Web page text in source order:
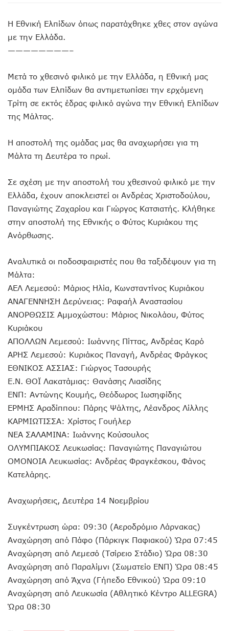
Η Εθνική Ελπίδων όπως παρατάχθηκε χθες στον αγώνα
με την Ελλάδα.
————————–
Μετά το χθεσινό φιλικό με την Ελλάδα, η Εθνική μας
ομάδα των Ελπίδων θα αντιμετωπίσει την ερχόμενη
Τρίτη σε εκτός έδρας φιλικό αγώνα την Εθνική Ελπίδων
της Μάλτας.
Η αποστολή της ομάδας μας θα αναχωρήσει για τη
Μάλτα τη Δευτέρα το πρωί.
Σε σχέση με την αποστολή του χθεσινού φιλικό με την
Ελλάδα, έχουν αποκλειστεί οι Ανδρέας Χριστοδούλου,
Παναγιώτης Ζαχαρίου και Γιώργος Κατσιατής. Κλήθηκε
στην αποστολή της Εθνικής ο Φύτος Κυριάκου της
Ανόρθωσης.
Αναλυτικά οι ποδοσφαιριστές που θα ταξιδέψουν για τη
Μάλτα:
ΑΕΛ Λεμεσού: Μάριος Ηλία, Κωνσταντίνος Κυριάκου
ΑΝΑΓΕΝΝΗΣΗ Δερύνειας: Ραφαήλ Αναστασίου
AΝΟΡΘΩΣΙΣ Αμμοχώστου: Μάριος Νικολάου, Φύτος
Κυριάκου
ΑΠΟΛΛΩΝ Λεμεσού: Iωάννης Πίττας, Ανδρέας Καρό
ΑΡΗΣ Λεμεσού: Κυριάκος Παναγή, Ανδρέας Φράγκος
ΕΘΝΙΚΟΣ ΑΣΣΙΑΣ: Γιώργος Τασουρής
Ε.Ν. ΘΟΪ Λακατάμιας: Θανάσης Λιασίδης
ΕΝΠ: Αντώνης Κουμής, Θεόδωρος Ιωσηφίδης
ΕΡΜΗΣ Αραδίππου: Πάρης Ψάλτης, Λέανδρος Λίλλης
ΚΑΡΜΙΩΤΙΣΣΑ: Χρίστος Γουήλερ
ΝΕΑ ΣΑΛΑΜΙΝΑ: Ιωάννης Κούσουλος
ΟΛΥΜΠΙΑΚΟΣ Λευκωσίας: Παναγιώτης Παναγιώτου
ΟΜΟΝΟΙΑ Λευκωσίας: Ανδρέας Φραγκέσκου, Φάνος
Κατελάρης.
Αναχωρήσεις, Δευτέρα 14 Νοεμβρίου
Συγκέντρωση ώρα: 09:30 (Αεροδρόμιο Λάρνακας)
Αναχώρηση από Πάφο (Πάρκιγκ Παφιακού) Ώρα 07:45
Αναχώρηση από Λεμεσό (Τσίρειο Στάδιο) Ώρα 08:30
Αναχώρηση από Παραλίμνι (Σωματείο ΕΝΠ) Ώρα 08:45
Αναχώρηση από Άχνα (Γήπεδο Εθνικού) Ώρα 09:10
Αναχώρηση από Λευκωσία (Αθλητικό Κέντρο ALLEGRA)
Ώρα 08:30